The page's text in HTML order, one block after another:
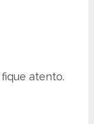
fique atento.